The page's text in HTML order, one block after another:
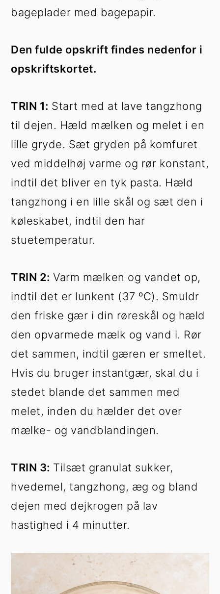
bageplader med bagepapir.
Den fulde opskrift findes nedenfor i
opskriftskortet.
TRIN 1: Start med at lave tangzhong
til dejen. Hæld mælken og melet i en
lille gryde. Sæt gryden på komfuret
ved middelhøj varme og rør konstant,
indtil det bliver en tyk pasta. Hæld
tangzhong i en lille skål og sæt den i
køleskabet, indtil den har
stuetemperatur.
TRIN 2: Varm mælken og vandet op,
indtil det er lunkent (37 ºC). Smuldr
den friske gær i din røreskål og hæld
den opvarmede mælk og vand i. Rør
det sammen, indtil gæren er smeltet.
Hvis du bruger instantgær, skal du i
stedet blande det sammen med
melet, inden du hælder det over
mælke- og vandblandingen.
TRIN 3: Tilsæt granulat sukker,
hvedemel, tangzhong, æg og bland
dejen med dejkrogen på lav
hastighed i 4 minutter.